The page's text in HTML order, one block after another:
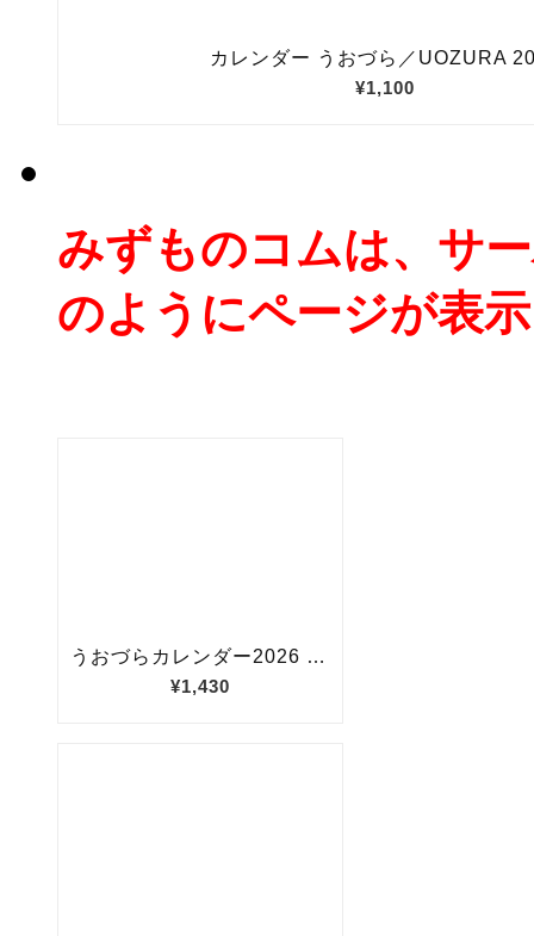
みずものコムは、サ
のようにページが表